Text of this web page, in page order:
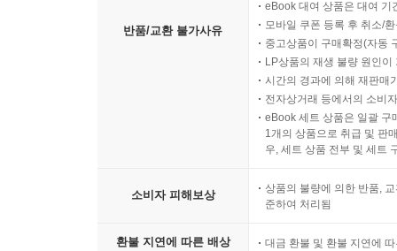
반품/교환 불가사유
eBook 대여 상품은 대여 기
모바일 쿠폰 등록 후 취소/
중고상품이 구매확정(자동
LP상품의 재생 불량 원인
시간의 경과에 의해 재판매
전자상거래 등에서의 소비
eBook 세트 상품은 일괄 구
1개의 상품으로 취급 및 판
우, 세트 상품 전부 및 세트
소비자 피해보상
상품의 불량에 의한 반품,
준하여 처리됨
환불 지연에 따른 배상 대금 환불 및 환불 지연에